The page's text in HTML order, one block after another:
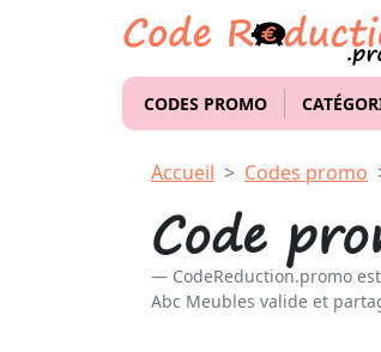
CODES PROMO
Accueil Codes promo
Code
CodeReduction.promo
Abc Meubles valide et